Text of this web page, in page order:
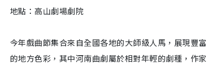
地點：高山劇場劇院
今年戲曲節集合來自全國各地的大師級人馬，展現豐富
的地方色彩，其中河南曲劇屬於相對年輕的劇種，作家